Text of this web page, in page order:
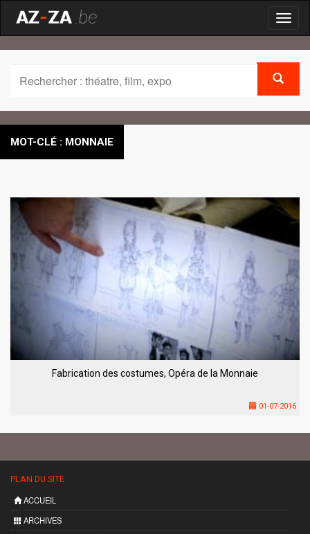
MOT-CLÉ : MONNAIE
Fabrication des costumes, Opéra de la Monnaie
01-07-2016
PLAN DU SITE
ACCUEIL
ARCHIVES